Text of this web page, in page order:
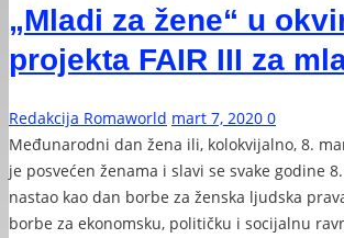
„Mladi za žene“ u
projekta FAIR III za
Redakcija Romaworld mart 7, 2020 0
Međunarodni dan žena ili, kolokvijalno, 8.
je posvećen ženama i slavi se svake godine
nastao kao dan borbe za ženska ljudska
borbe za ekonomsku, političku i socijalnu